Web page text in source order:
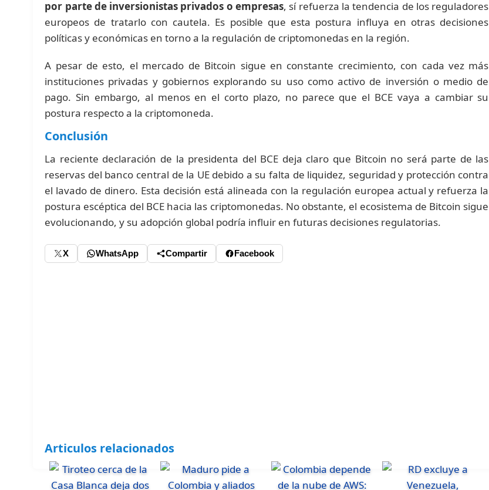
por parte de inversionistas privados o empresas, sí refuerza la tendencia de los reguladores
europeos de tratarlo con cautela. Es posible que esta postura influya en otras decisiones
políticas y económicas en torno a la regulación de criptomonedas en la región.
A pesar de esto, el mercado de Bitcoin sigue en constante crecimiento, con cada vez más
instituciones privadas y gobiernos explorando su uso como activo de inversión o medio de
pago. Sin embargo, al menos en el corto plazo, no parece que el BCE vaya a cambiar su
postura respecto a la criptomoneda.
Conclusión
La reciente declaración de la presidenta del BCE deja claro que Bitcoin no será parte de las
reservas del banco central de la UE debido a su falta de liquidez, seguridad y protección contra
el lavado de dinero. Esta decisión está alineada con la regulación europea actual y refuerza la
postura escéptica del BCE hacia las criptomonedas. No obstante, el ecosistema de Bitcoin sigue
evolucionando, y su adopción global podría influir en futuras decisiones regulatorias.
X WhatsApp Compartir Facebook
Articulos relacionados